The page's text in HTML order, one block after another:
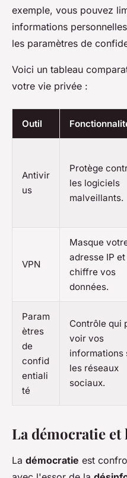
exemple, vous pouvez
informations
les paramètres de
Voici un tableau
votre vie privée :
Outil
Antivir
us
Protège
les logiciels
malveillants.
VPN
Masque
adresse IP et
chiffre vos
données.
Param
ètres
de
confid
entiali
té
Contrôle qui
voir vos
informations
les réseaux
sociaux.
La démocratie
La démocratie est